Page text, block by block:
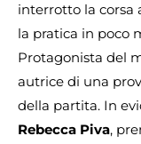
interrotto la corsa
la pratica in poco
Protagonista del
autrice di una
della partita. In
Rebecca Piva,